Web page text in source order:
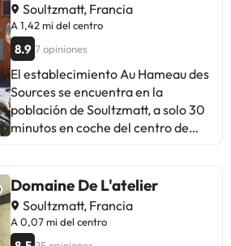
Soultzmatt, Francia
A 1,42 mi del centro
8.9 7 opiniones
El establecimiento Au Hameau des
Sources se encuentra en la
población de Soultzmatt, a solo 30
minutos en coche del centro de
independientes con una terraza y
vistas a la montaña. La casa de
campo dispone de zona de estar
con TV vía satélite, lavadora, 2
Domaine De L'atelier
Soultzmatt, Francia
A 0,07 mi del centro